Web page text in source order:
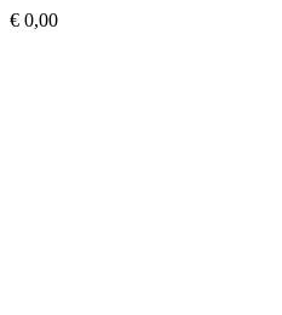
€ 0,00